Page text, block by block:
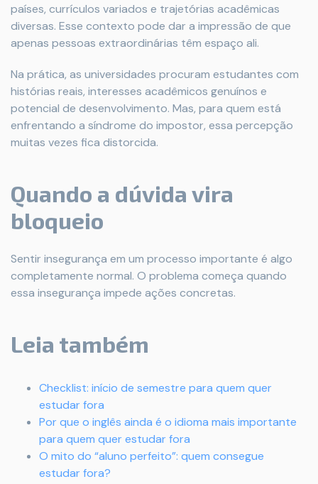
países, currículos variados e trajetórias acadêmicas
diversas. Esse contexto pode dar a impressão de que
apenas pessoas extraordinárias têm espaço ali.
Na prática, as universidades procuram estudantes com
histórias reais, interesses acadêmicos genuínos e
potencial de desenvolvimento. Mas, para quem está
enfrentando a síndrome do impostor, essa percepção
muitas vezes fica distorcida.
Quando a dúvida vira
bloqueio
Sentir insegurança em um processo importante é algo
completamente normal. O problema começa quando
essa insegurança impede ações concretas.
Leia também
Checklist: início de semestre para quem quer
estudar fora
Por que o inglês ainda é o idioma mais importante
para quem quer estudar fora
O mito do “aluno perfeito”: quem consegue
estudar fora?